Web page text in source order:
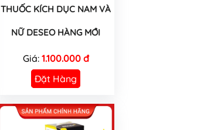
THUỐC KÍCH DỤC NAM VÀ
NỮ DESEO HÀNG MỚI
Giá: 1.100.000 đ
Đặt Hàng